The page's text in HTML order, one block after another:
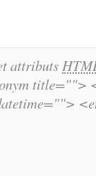
attributs
title="">